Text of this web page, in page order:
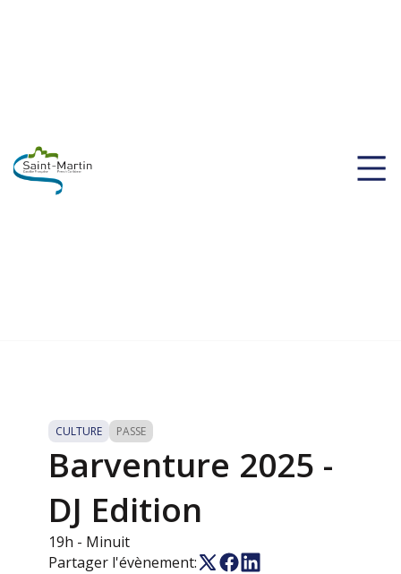
CULTURE PASSE
Barventure 2025 -
DJ Edition
19h - Minuit
Partager l'évènement: